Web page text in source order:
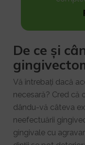
De ce și
Vă întrebați dacă
necesară? Cred că
dându-vă câteva
neefectuării
gingivale cu